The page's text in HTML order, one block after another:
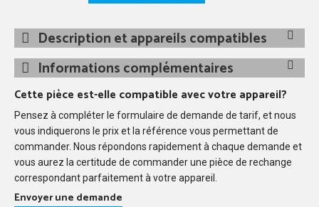
Description et appareils compatibles
Informations complémentaires
Cette pièce est-elle compatible avec votre appareil?
Pensez à compléter le formulaire de demande de tarif, et nous
vous indiquerons le prix et la référence vous permettant de
commander. Nous répondons rapidement à chaque demande et
vous aurez la certitude de commander une pièce de rechange
correspondant parfaitement à votre appareil.
Envoyer une demande